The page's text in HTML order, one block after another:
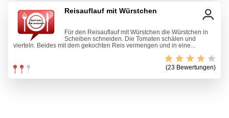
Reisauflauf mit Würstchen
Für den Reisauflauf mit Würstchen die Würstchen in
Scheiben schneiden. Die Tomaten schälen und
vierteln. Beides mit dem gekochten Reis vermengen und in eine...
(23 Bewertungen)